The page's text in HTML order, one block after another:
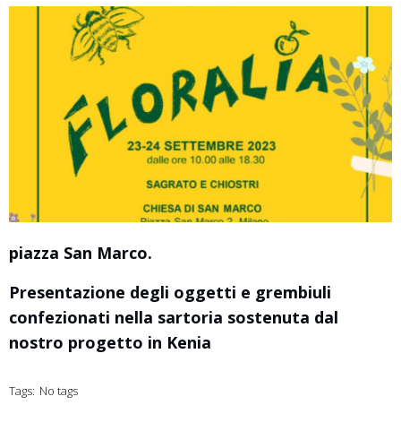
piazza San Marco.
Presentazione degli oggetti e grembiuli
confezionati nella sartoria sostenuta dal
nostro progetto in Kenia
Tags: No tags